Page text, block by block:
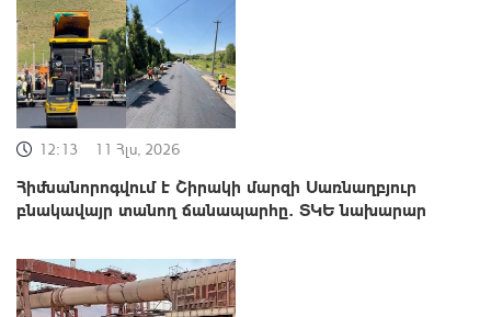
12:13 11 Հլս, 2026
Հիմնանորոգվում է Շիրակի մարզի Սառնաղբյուր
բնակավայր տանող ճանապարհը. ՏԿԵ նախարար